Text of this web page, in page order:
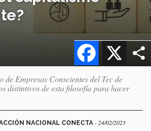
X
Facebook
de Empresas Conscientes del Tec de
distintivos de esta filosofía para hacer
NACIONAL CONECTA - 24/02/2023